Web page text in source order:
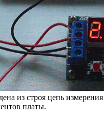
из строя цепь
платы.